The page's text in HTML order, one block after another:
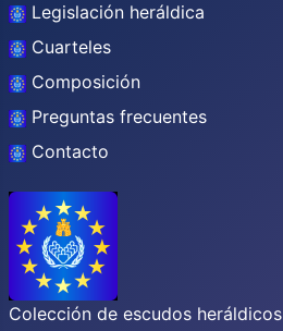
Legislación heráldica
Cuarteles
Composición
Preguntas frecuentes
Contacto
Colección de escudos